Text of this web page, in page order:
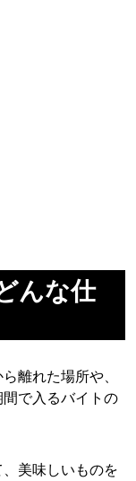
んな仕
離れた場所や、
で入るバイトの
美味しいものを